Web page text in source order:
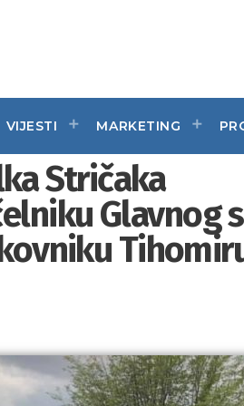
VIJESTI MARKETING
Stričaka
Glavnog